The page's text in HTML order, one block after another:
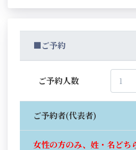
■ご予約
ご予約人数
ご予約者(代表者)
女性の方のみ、姓・名どち